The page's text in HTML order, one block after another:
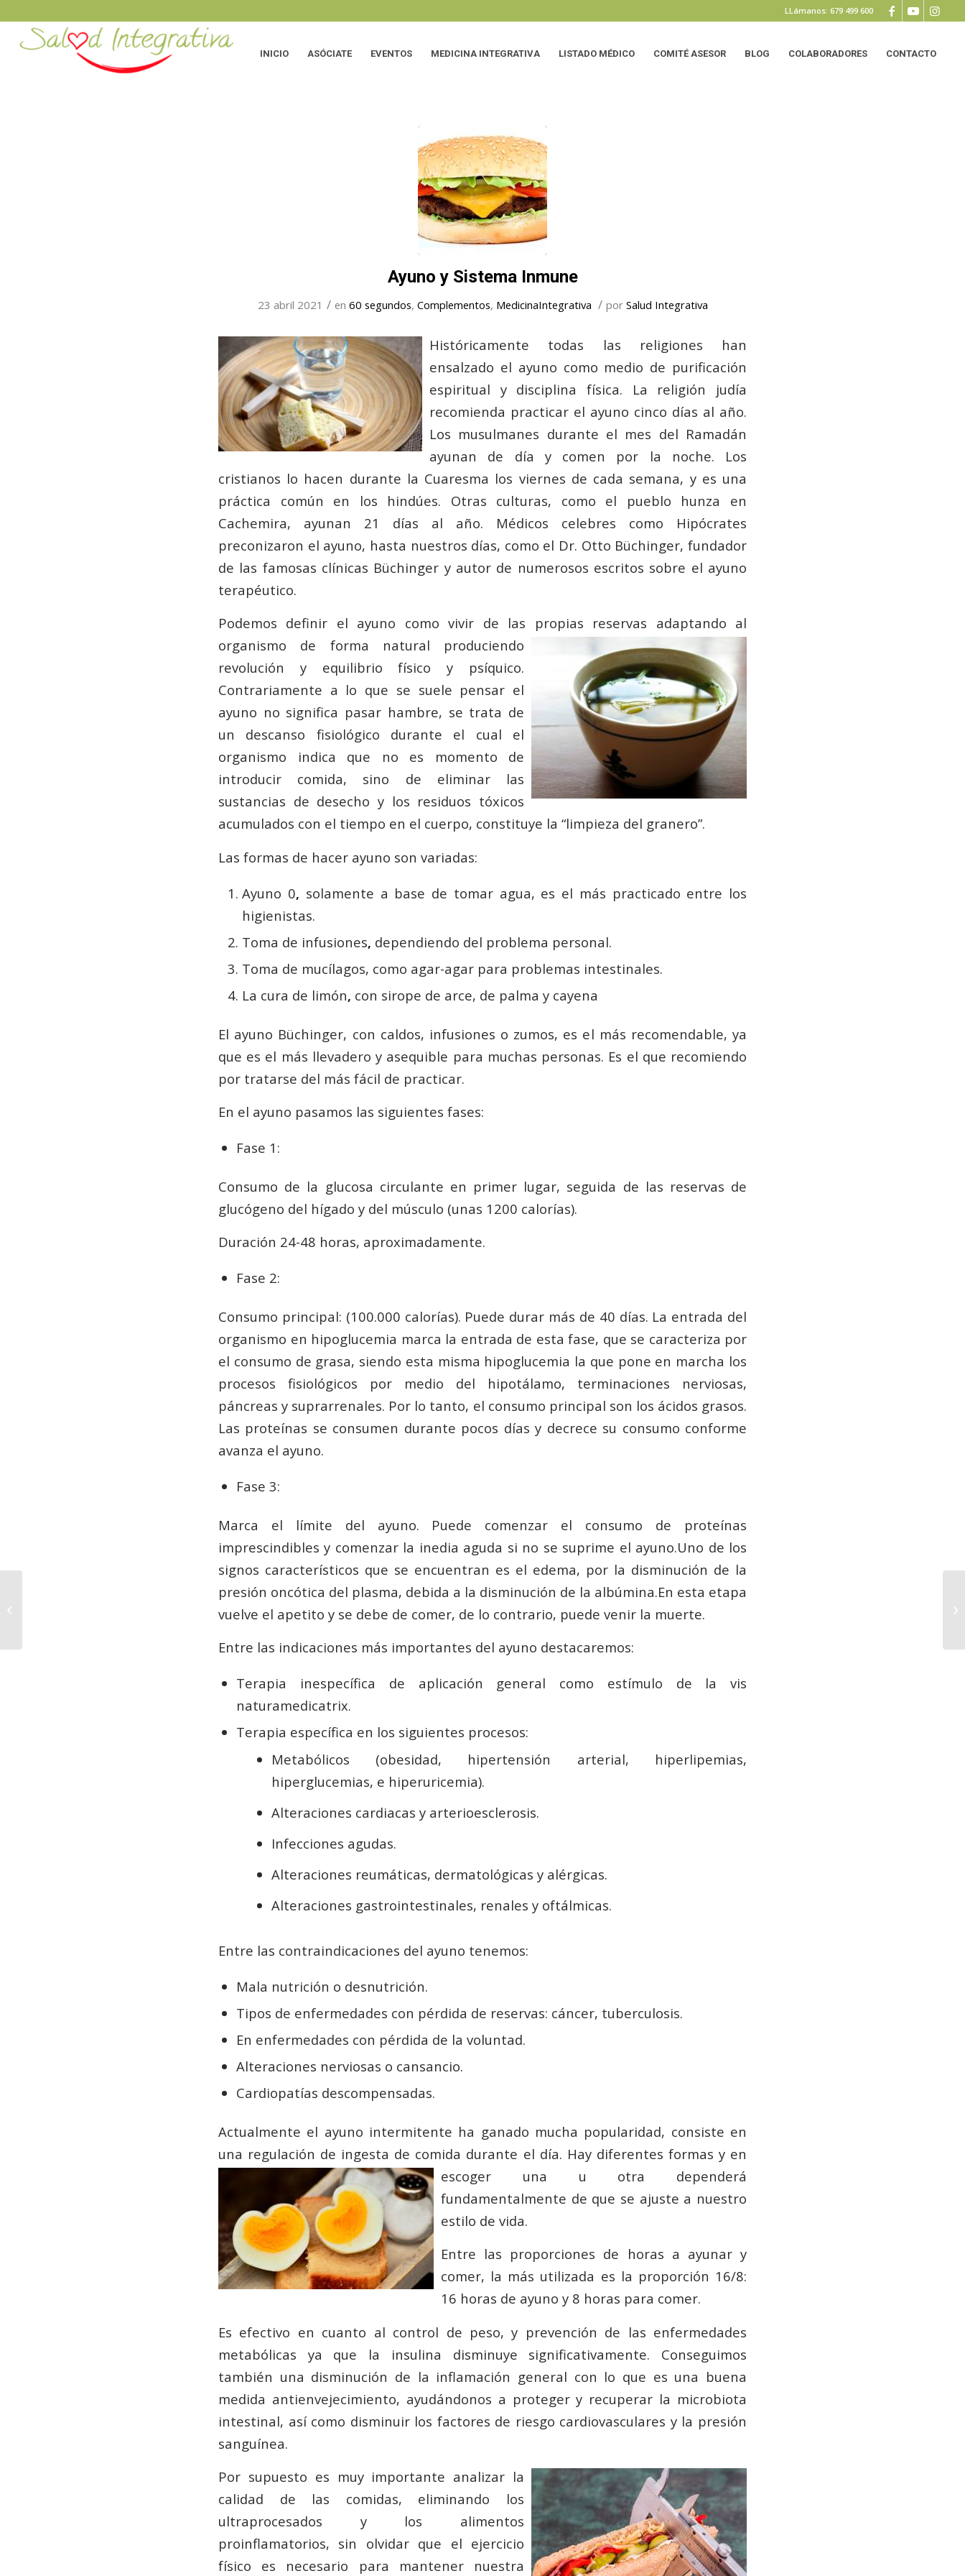
LLámanos: 679 499 600
INICIO ASÓCIATE EVENTOS MEDICINA INTEGRATIVA LISTADO MÉDICO COMITÉ ASESOR BLOG COLABORADORES CONTACTO
Ayuno y Sistema Inmune
23 abril 2021 / en 60 segundos, Complementos, MedicinaIntegrativa / por Salud Integrativa
Históricamente todas las religiones han
ensalzado el ayuno como medio de purificación
espiritual y disciplina física. La religión judía
recomienda practicar el ayuno cinco días al año.
Los musulmanes durante el mes del Ramadán
ayunan de día y comen por la noche. Los
cristianos lo hacen durante la Cuaresma los viernes de cada semana, y es una
práctica común en los hindúes. Otras culturas, como el pueblo hunza en
Cachemira, ayunan 21 días al año. Médicos celebres como Hipócrates
preconizaron el ayuno, hasta nuestros días, como el Dr. Otto Büchinger, fundador
de las famosas clínicas Büchinger y autor de numerosos escritos sobre el ayuno
terapéutico.
Podemos definir el ayuno como vivir de las propias reservas adaptando al
organismo de forma natural produciendo
revolución y equilibrio físico y psíquico.
Contrariamente a lo que se suele pensar el
ayuno no significa pasar hambre, se trata de
un descanso fisiológico durante el cual el
organismo indica que no es momento de
introducir comida, sino de eliminar las
sustancias de desecho y los residuos tóxicos
acumulados con el tiempo en el cuerpo, constituye la “limpieza del granero”.
Las formas de hacer ayuno son variadas:
Ayuno 0, solamente a base de tomar agua, es el más practicado entre los
higienistas.
Toma de infusiones, dependiendo del problema personal.
Toma de mucílagos, como agar-agar para problemas intestinales.
La cura de limón, con sirope de arce, de palma y cayena
El ayuno Büchinger, con caldos, infusiones o zumos, es el más recomendable, ya
que es el más llevadero y asequible para muchas personas. Es el que recomiendo
por tratarse del más fácil de practicar.
En el ayuno pasamos las siguientes fases:
Fase 1:
Consumo de la glucosa circulante en primer lugar, seguida de las reservas de
glucógeno del hígado y del músculo (unas 1200 calorías).
Duración 24-48 horas, aproximadamente.
Fase 2:
Consumo principal: (100.000 calorías). Puede durar más de 40 días. La entrada del
organismo en hipoglucemia marca la entrada de esta fase, que se caracteriza por
el consumo de grasa, siendo esta misma hipoglucemia la que pone en marcha los
procesos fisiológicos por medio del hipotálamo, terminaciones nerviosas,
páncreas y suprarrenales. Por lo tanto, el consumo principal son los ácidos grasos.
Las proteínas se consumen durante pocos días y decrece su consumo conforme
avanza el ayuno.
Fase 3:
Marca el límite del ayuno. Puede comenzar el consumo de proteínas
imprescindibles y comenzar la inedia aguda si no se suprime el ayuno.Uno de los
signos característicos que se encuentran es el edema, por la disminución de la
presión oncótica del plasma, debida a la disminución de la albúmina.En esta etapa
vuelve el apetito y se debe de comer, de lo contrario, puede venir la muerte.
Entre las indicaciones más importantes del ayuno destacaremos:
Terapia inespecífica de aplicación general como estímulo de la vis
naturamedicatrix.
Terapia específica en los siguientes procesos:
Metabólicos (obesidad, hipertensión arterial, hiperlipemias,
hiperglucemias, e hiperuricemia).
Alteraciones cardiacas y arterioesclerosis.
Infecciones agudas.
Alteraciones reumáticas, dermatológicas y alérgicas.
Alteraciones gastrointestinales, renales y oftálmicas.
Entre las contraindicaciones del ayuno tenemos:
Mala nutrición o desnutrición.
Tipos de enfermedades con pérdida de reservas: cáncer, tuberculosis.
En enfermedades con pérdida de la voluntad.
Alteraciones nerviosas o cansancio.
Cardiopatías descompensadas.
Actualmente el ayuno intermitente ha ganado mucha popularidad, consiste en
una regulación de ingesta de comida durante el día. Hay diferentes formas y en
escoger una u otra dependerá
fundamentalmente de que se ajuste a nuestro
estilo de vida.
Entre las proporciones de horas a ayunar y
comer, la más utilizada es la proporción 16/8:
16 horas de ayuno y 8 horas para comer.
Es efectivo en cuanto al control de peso, y prevención de las enfermedades
metabólicas ya que la insulina disminuye significativamente. Conseguimos
también una disminución de la inflamación general con lo que es una buena
medida antienvejecimiento, ayudándonos a proteger y recuperar la microbiota
intestinal, así como disminuir los factores de riesgo cardiovasculares y la presión
sanguínea.
Por supuesto es muy importante analizar la
calidad de las comidas, eliminando los
ultraprocesados y los alimentos
proinflamatorios, sin olvidar que el ejercicio
físico es necesario para mantener nuestra